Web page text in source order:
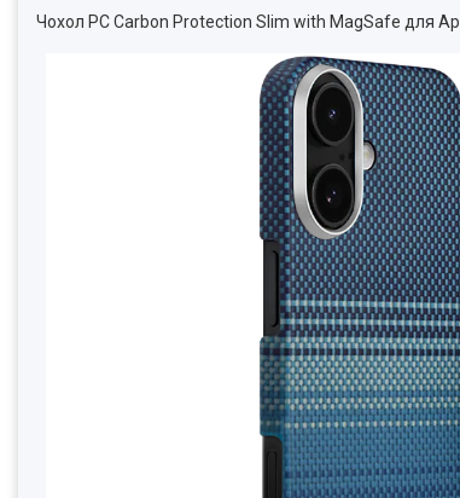
Чохол PC Carbon Protection Slim with MagSafe для